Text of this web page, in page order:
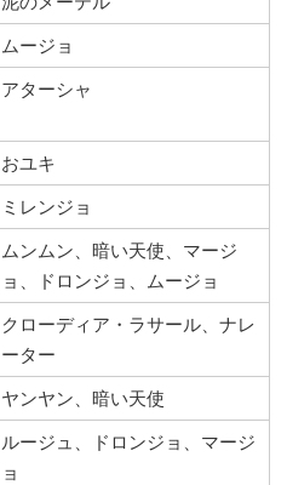
ムージョ
アターシャ
おユキ
ミレンジョ
ムンムン、暗い天使、マージ
ョ、ドロンジョ、ムージョ
クローディア・ラサール、ナレ
ーター
ヤンヤン、暗い天使
ルージュ、ドロンジョ、マージ
ョ